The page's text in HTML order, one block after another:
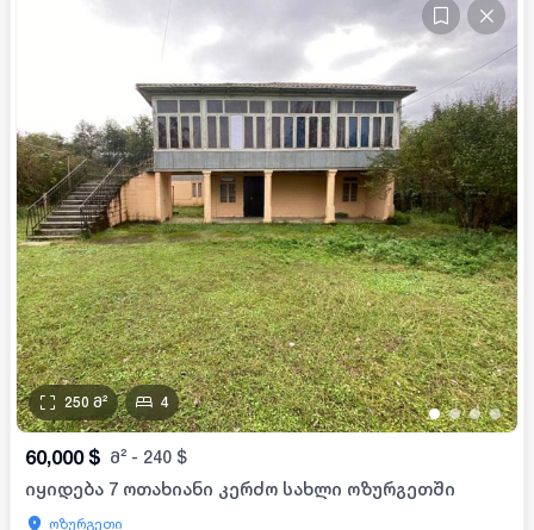
••••
250 მ² 4
60,000 $ მ² - 240 $
იყიდება 7 ოთახიანი კერძო სახლი ოზურგეთში
ოზურგეთი